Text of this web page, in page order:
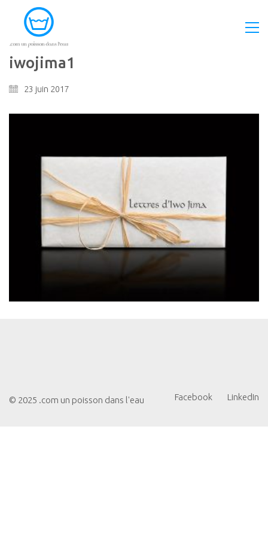
iwojima1
23 juin 2017
Facebook LinkedIn
© 2025 .com un poisson dans l'eau